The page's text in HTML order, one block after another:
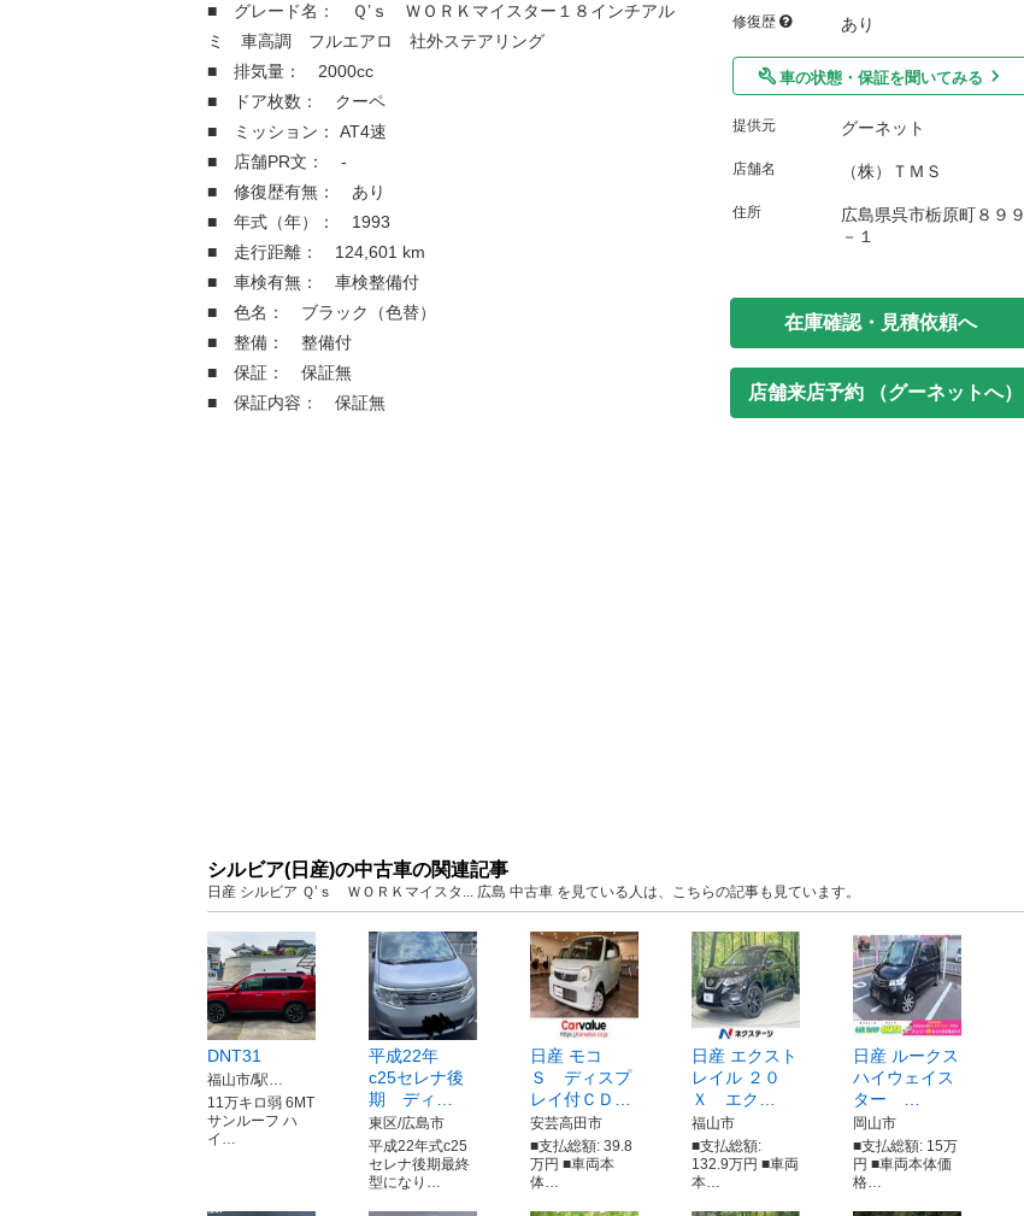
■ グレード名： Ｑ’ｓ ＷＯＲＫマイスター１８インチアル
ミ 車高調 フルエアロ 社外ステアリング
■ 排気量： 2000cc
■ ドア枚数： クーペ
■ ミッション： AT4速
■ 店舗PR文： -
■ 修復歴有無： あり
■ 年式（年）： 1993
■ 走行距離： 124,601 km
■ 車検有無： 車検整備付
■ 色名： ブラック（色替）
■ 整備： 整備付
■ 保証： 保証無
■ 保証内容： 保証無
修復歴 あり
車の状態・保証を聞いてみる
提供元 グーネット
店舗名 （株）ＴＭＳ
住所
広島県呉市栃原町８９９
－１
在庫確認・見積依頼へ
店舗来店予約 （グーネットへ）
シルビア(日産)の中古車の関連記事
日産 シルビア Ｑ’ｓ ＷＯＲＫマイスタ... 広島 中古車 を見ている人は、こちらの記事も見ています。
DNT31
福山市/駅…
11万キロ弱 6MT
サンルーフ ハ
イ…
平成22年
c25セレナ後
期 ディ…
東区/広島市
平成22年式c25
セレナ後期最終
型になり…
日産 モコ
Ｓ ディスプ
レイ付ＣＤ…
安芸高田市
■支払総額: 39.8
万円 ■車両本
体…
日産 エクスト
レイル ２０
Ｘ エク…
福山市
■支払総額:
132.9万円 ■車両
本…
日産 ルークス
ハイウェイス
ター …
岡山市
■支払総額: 15万
円 ■車両本体価
格…